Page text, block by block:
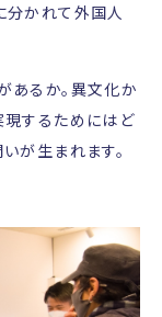
分かれて外国人
あるか。異文化か
現するためにはど
が生まれます。